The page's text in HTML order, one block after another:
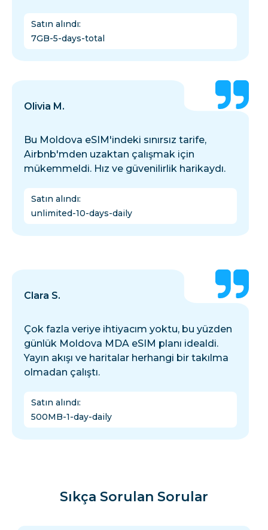
Satın alındı:
7GB-5-days-total
Olivia M.
Bu Moldova eSIM'indeki sınırsız tarife,
Airbnb'mden uzaktan çalışmak için
mükemmeldi. Hız ve güvenilirlik harikaydı.
Satın alındı:
unlimited-10-days-daily
Clara S.
Çok fazla veriye ihtiyacım yoktu, bu yüzden
günlük Moldova MDA eSIM planı idealdi.
Yayın akışı ve haritalar herhangi bir takılma
olmadan çalıştı.
Satın alındı:
500MB-1-day-daily
Sıkça Sorulan Sorular